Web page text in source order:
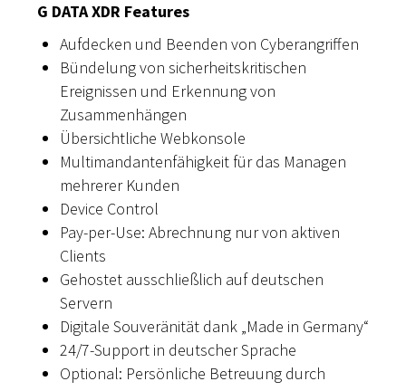
G DATA XDR Features
Aufdecken und Beenden von Cyberangriffen
Bündelung von sicherheitskritischen
Ereignissen und Erkennung von
Zusammenhängen
Übersichtliche Webkonsole
Multimandantenfähigkeit für das Managen
mehrerer Kunden
Device Control
Pay-per-Use: Abrechnung nur von aktiven
Clients
Gehostet ausschließlich auf deutschen
Servern
Digitale Souveränität dank „Made in Germany“
24/7-Support in deutscher Sprache
Optional: Persönliche Betreuung durch